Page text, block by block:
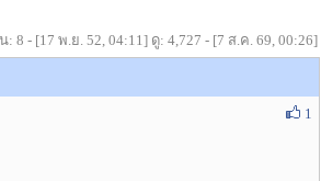
: 8 - [17 พ.ย. 52, 04:11] ดู: 4,727 - [7 ส.ค. 69, 00:26]
1